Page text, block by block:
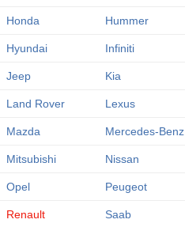
Honda Hummer
Hyundai Infiniti
Jeep Kia
Land Rover Lexus
Mazda Mercedes-Benz
Mitsubishi Nissan
Opel Peugeot
Renault Saab